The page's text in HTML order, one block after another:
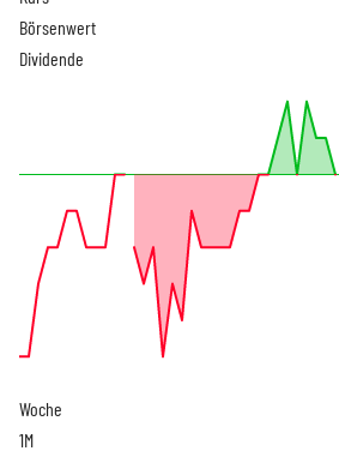
Börsenwert
Dividende
Woche
1M